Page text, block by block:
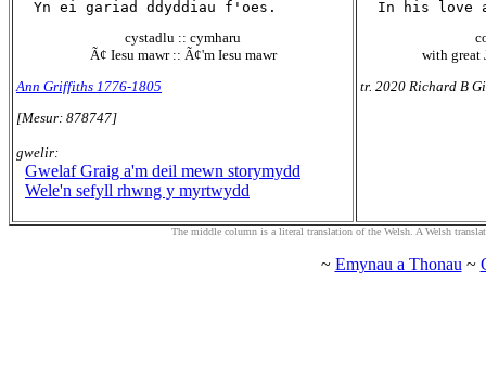
cystadlu :: cymharu
Ã¢ Iesu mawr :: Ã¢'m Iesu mawr
Ann Griffiths 1776-1805
[Mesur: 878747]
gwelir:
Gwelaf Graig a'm deil mewn storymydd
Wele'n sefyll rhwng y myrtwydd
with great
tr. 2020 Richard B
The middle column is a literal translation of the Welsh. A Welsh
~ Emynau a Thonau ~